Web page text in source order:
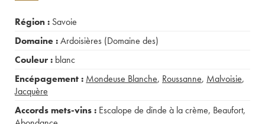
Région : Savoie
Domaine :Ardoisières (Domaine des)
Couleur : blanc
Encépagement : Mondeuse Blanche, Roussanne, Malvoisie,
Jacquère
Accords mets-vins : Escalope de dinde à la crème, Beaufort,